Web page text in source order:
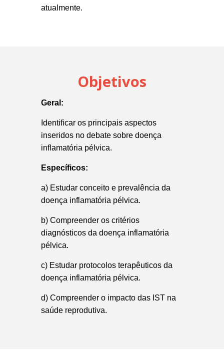
atualmente.
Objetivos
Geral:
Identificar os principais aspectos
inseridos no debate sobre doença
inflamatória pélvica.
Específicos:
a) Estudar conceito e prevalência da
doença inflamatória pélvica.
b) Compreender os critérios
diagnósticos da doença inflamatória
pélvica.
c) Estudar protocolos terapêuticos da
doença inflamatória pélvica.
d) Compreender o impacto das IST na
saúde reprodutiva.